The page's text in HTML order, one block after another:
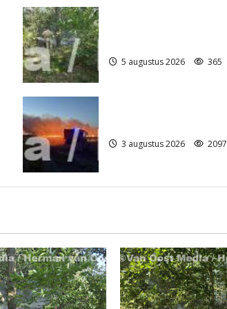
5 augustus 2026 365
3 augustus 2026 2097